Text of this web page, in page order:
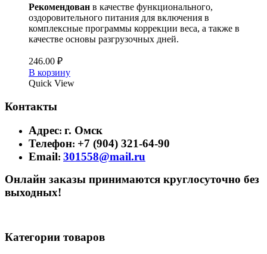
Рекомендован в качестве функционального,
оздоровительного питания для включения в
комплексные программы коррекции веса, а также в
качестве основы разгрузочных дней.
246.00 ₽
В корзину
Quick View
Контакты
Адрес: г. Омск
Телефон: +7 (904) 321-64-90
Email: 301558@mail.ru
Онлайн заказы принимаются круглосуточно без
выходных!
Категории товаров